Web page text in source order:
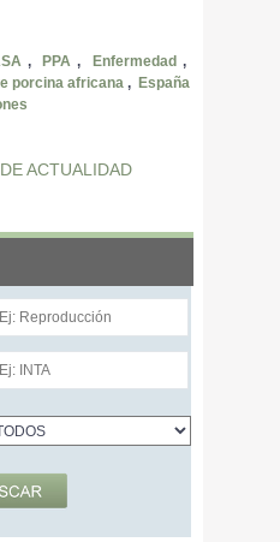
, PPA , Enfermedad ,
porcina africana, España
ACTUALIDAD